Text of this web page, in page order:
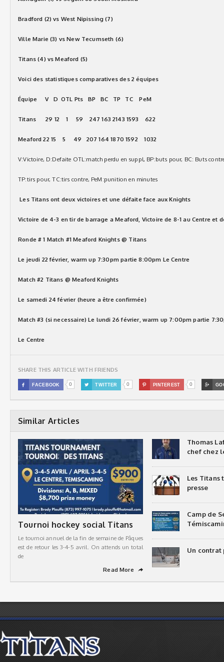
Bradford (2) vs West Nipissing (7)
Ville Marie (3) vs New Tecumseth (6)
Titans (4) vs Meaford (5)
Voici des statistiques comparatives des 2 équipes
Équipe V D OTL Pts BP BC TP TC PeM
Titans29 12 1 59 247 163 2143 1593 622
Meaford 22 15 5 49 207 164 1870 1592 1032
V:Victoire, D:Defaite OTL:match perdu en suppl, BP:buts pour, BC: Buts
TP:tirs pour, TC:tirs contre, PeM:punition en minutes
Les Titans ont deux victoires et une défaite face aux Knights
Victoire de 4-3 en tir de barrage a Meaford, Victoire de 8-1 au Centre et
Ronde # 1 Match #1 Meaford Knights @ Titans
Le jeudi 22 février, warm up 7:30pm partie 8:00pm Le Centre
Match #2 Titans @ Meaford Knights
Le samedi 24 février (heure a être confirmée)
Match #3 (si necessaire) Le lundi 26 février, warm up 7:00pm partie
Le Centre
SHARE THIS ARTICLE WITH FRIENDS
 FACEBOOK 0  TWITTER 0  PINTEREST 0 
Similar Articles
Tournoi hockey social Titans
Le tournoi annuel de la fin de semaine de Pâques
est de retour les 3-4-5 avril. On attends un total
de
Read More
➦
Thomas
chef chez
Les Titans
presse
Camp de
Un contrat